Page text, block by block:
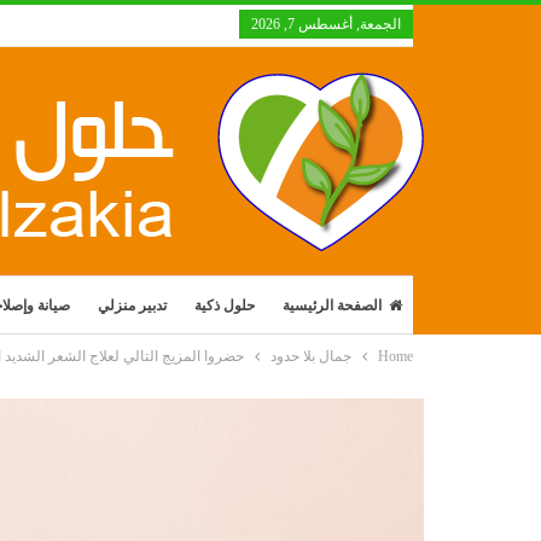
الجمعة, أغسطس 7, 2026
الصفحة الرئيسية حلول ذكية تدبير منزلي صيانة
Home جمال بلا حدود حضروا المزيج التالي لعلاج الشعر